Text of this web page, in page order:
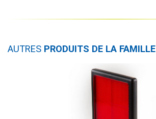
AUTRES PRODUITS DE LA FAMILLE